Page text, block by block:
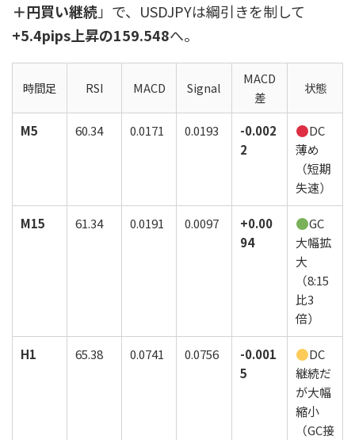
＋円買い継続」で、USDJPYは綱引きを制して
+5.4pips上昇の159.548へ。
時間足 RSI MACD Signal
MACD
差
状態
M5 60.34 0.0171 0.0193
-0.002
2
DC
薄め
（短期
失速）
M15 61.34 0.0191 0.0097
+0.00
94
GC
大幅拡
大
（8:15
比3
倍）
H1 65.38 0.0741 0.0756
-0.001
5
DC
継続だ
が大幅
縮小
（GC接